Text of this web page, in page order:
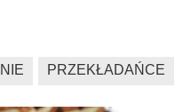
PRZEKŁADAŃCE